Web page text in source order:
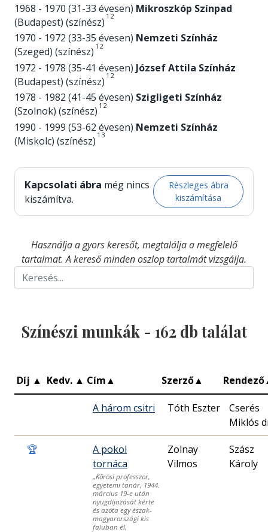
1968 - 1970 (31-33 évesen) Mikroszkóp Színpad
(Budapest) (színész) 1 2
1970 - 1972 (33-35 évesen) Nemzeti Színház
(Szeged) (színész) 1 2
1972 - 1978 (35-41 évesen) József Attila Színház
(Budapest) (színész) 1 2
1978 - 1982 (41-45 évesen) Szigligeti Színház
(Szolnok) (színész) 1 2
1990 - 1999 (53-62 évesen) Nemzeti Színház
(Miskolc) (színész) 1 3
Kapcsolati ábra még nincs
kiszámítva.
Részleges ábra
kiszámítása
Használja a gyors keresőt, megtalálja a megfelelő
tartalmat. A kereső minden oszlop tartalmát vizsgálja.
Színészi munkák - 162 db találat
Díj ▲ Kedv. ▲ Cím▲ Szerző▲ Rendező
A három csitri Tóth Eszter
Cserés
Miklós
🏆
A pokol
tornáca
„Kőrösi professzor,
egyetemi tanár, 1944.
március 19-e után
nyugdíjazását kérte
és azóta egy észak-
magyarországi kis
faluban él,
Zolnay
Vilmos
Szász
Károly